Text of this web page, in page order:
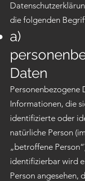
die folgenden
a)
Daten
Personenbezogene
Informationen, die
identifizierte oder
natürliche Person
„betroffene
identifizierbar wird
Person angesehen,